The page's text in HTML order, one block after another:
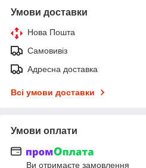
Умови доставки
Нова Пошта
Самовивіз
Адресна доставка
Всі умови доставки
Умови оплати
Ви отримаєте замовлення